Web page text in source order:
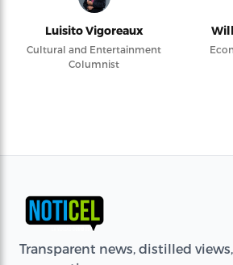
Luisito Vigoreaux
Cultural and Entertainment
Columnist
Transparent news, distilled